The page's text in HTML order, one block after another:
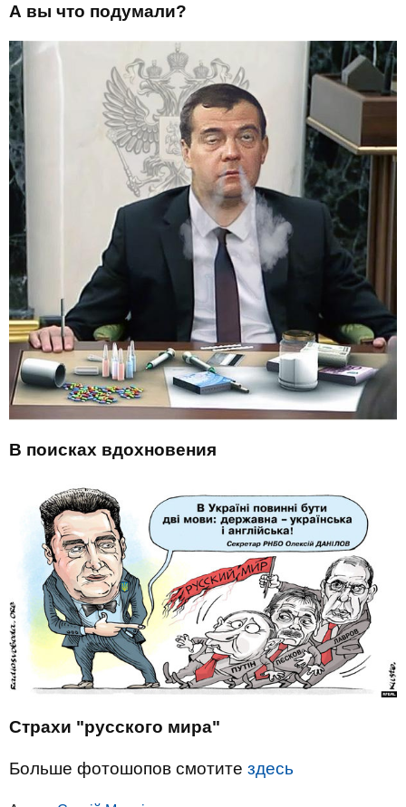
А вы что подумали?
В поисках вдохновения
Страхи "русского мира"
Больше фотошопов смотите здесь